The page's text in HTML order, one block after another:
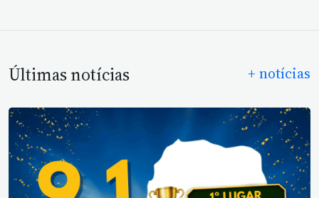
Últimas notícias + notícias